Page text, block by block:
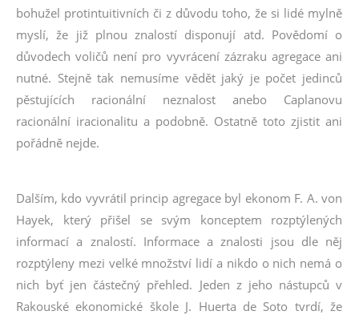
bohužel protintuitivních či z důvodu toho, že si lidé mylně
myslí, že již plnou znalostí disponují atd. Povědomí o
důvodech voličů není pro vyvrácení zázraku agregace ani
nutné. Stejně tak nemusíme vědět jaký je počet jedinců
pěstujících racionální neznalost anebo Caplanovu
racionální iracionalitu a podobně. Ostatně toto zjistit ani
pořádně nejde.
Dalším, kdo vyvrátil princip agregace byl ekonom F. A. von
Hayek, který přišel se svým konceptem rozptýlených
informací a znalostí. Informace a znalosti jsou dle něj
rozptýleny mezi velké množství lidí a nikdo o nich nemá o
nich byť jen částečný přehled. Jeden z jeho nástupců v
Rakouské ekonomické škole J. Huerta de Soto tvrdí, že